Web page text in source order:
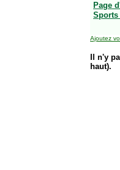
Page
Ajoutez
Il n'y
haut).